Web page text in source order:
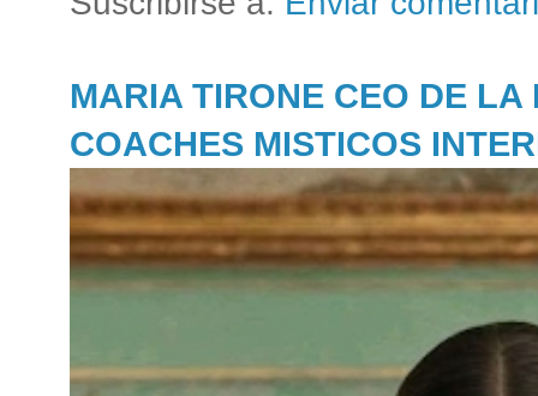
MARIA TIRONE CEO DE LA
COACHES MISTICOS